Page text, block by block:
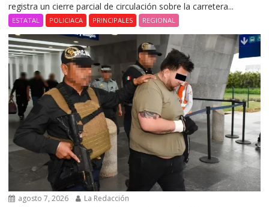
registra un cierre parcial de circulación sobre la carretera...
ESTATAL POLICIACA PRINCIPALES REGIONAL
agosto 7, 2026 La Redacción